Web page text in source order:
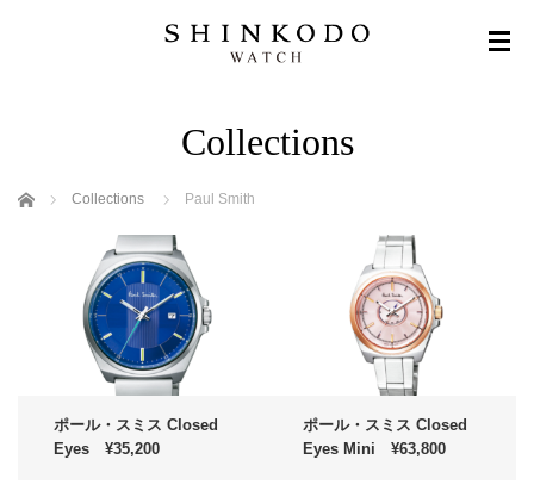
Collections
ホーム Collections Paul Smith
ポール・スミス Closed
Eyes ¥35,200
ポール・スミス Closed
Eyes Mini ¥63,800